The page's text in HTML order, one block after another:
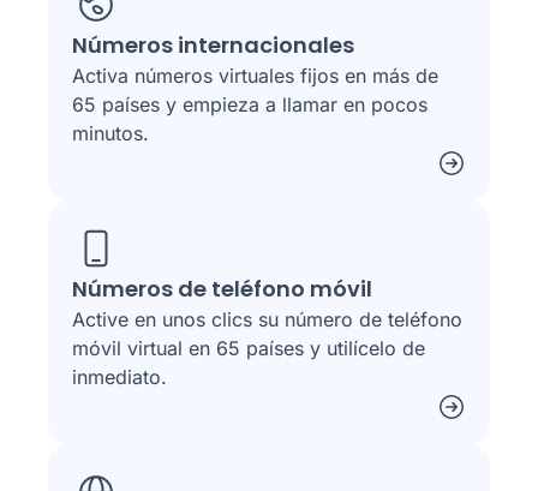
Números internacionales
Activa números virtuales fijos en más de
65 países y empieza a llamar en pocos
minutos.
Números de teléfono móvil
Active en unos clics su número de teléfono
móvil virtual en 65 países y utilícelo de
inmediato.